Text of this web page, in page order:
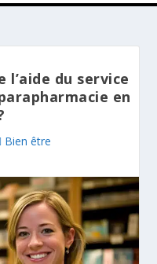
l’aide du service
en
Bien être